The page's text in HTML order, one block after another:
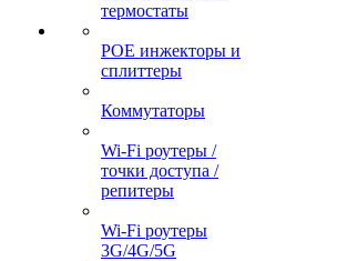
термостаты
POE инжекторы и
сплиттеры
Коммутаторы
Wi-Fi роутеры /
точки доступа /
репитеры
Wi-Fi роутеры
3G/4G/5G